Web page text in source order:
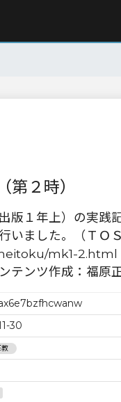
第２時）
版１年上）の実践
いました。（Ｔ
mk1-
ンツ作成：福原
30
教